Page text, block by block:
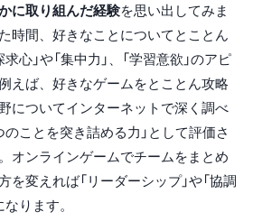
に取り組んだ経験を思い出してみま
時間、好きなことについてとことん
心」や「集中力」、「学習意欲」のアピ
えば、好きなゲームをとことん攻略
についてインターネットで深く調べ
のことを突き詰める力」として評価さ
オンラインゲームでチームをまとめ
変えれば「リーダーシップ」や「協調
ります。